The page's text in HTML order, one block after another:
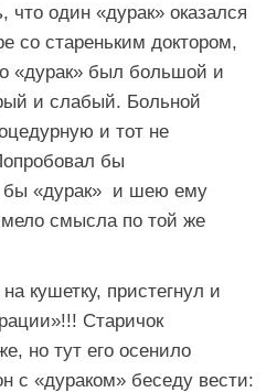
что один «дурак» оказался
со стареньким доктором,
«дурак» был большой и
и слабый. Больной
и тот не
бы
бы «дурак» и шею ему
смысла по той же
кушетку, пристегнул и
Старичок
но тут его осенило
с «дураком» беседу вести: